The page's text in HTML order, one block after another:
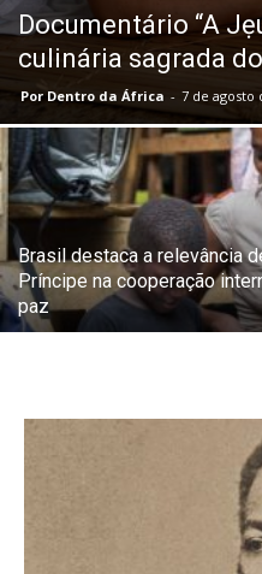
Documentário “A
culinária sagrada
Por Dentro da África - 7 de agosto
Brasil destaca a relevância
Príncipe na cooperação
paz